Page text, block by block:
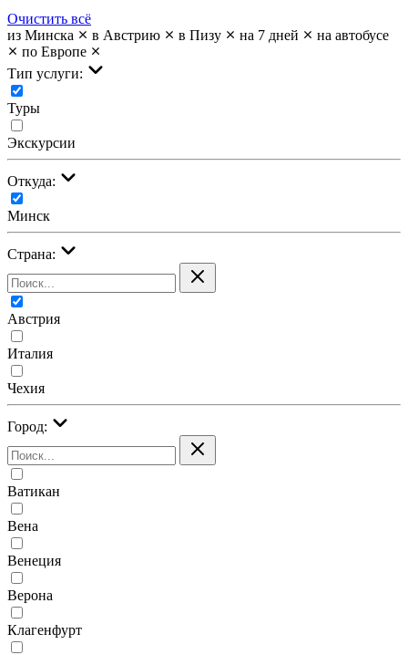
Очистить всё
из Минска
в Австрию в Пизу на 7 дней
на автобусе
по Европе
Тип услуги:
Туры
Экскурсии
Откуда:
Минск
Страна:
Австрия
Италия
Чехия
Город:
Ватикан
Вена
Венеция
Верона
Клагенфурт